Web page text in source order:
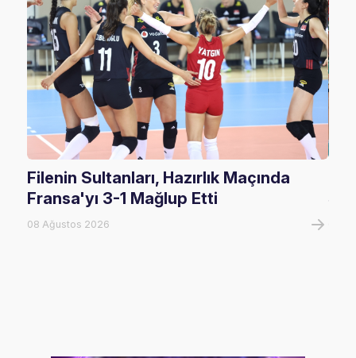
Filenin Sultanları, Hazırlık Maçında
Fransa'yı 3-1 Mağlup Etti
08 Ağustos 2026